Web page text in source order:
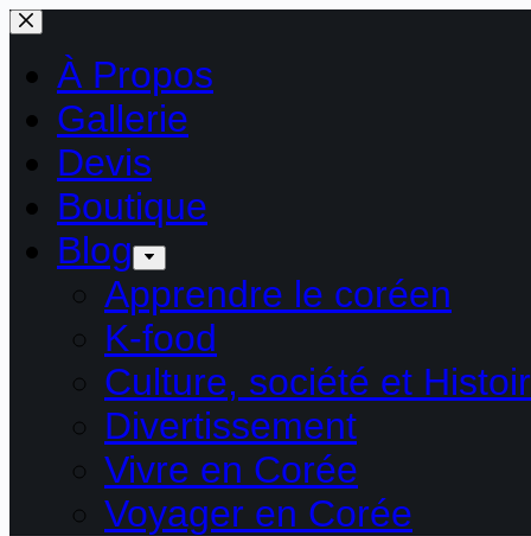
Passer
au
contenuÀ Propos
Gallerie
Devis
Boutique
Blog
Apprendre le coréen
K-food
Culture, société et
Divertissement
Vivre en Corée
Voyager en Corée